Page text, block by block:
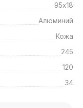
95х18
Алюминий
Кожа
245
120
34